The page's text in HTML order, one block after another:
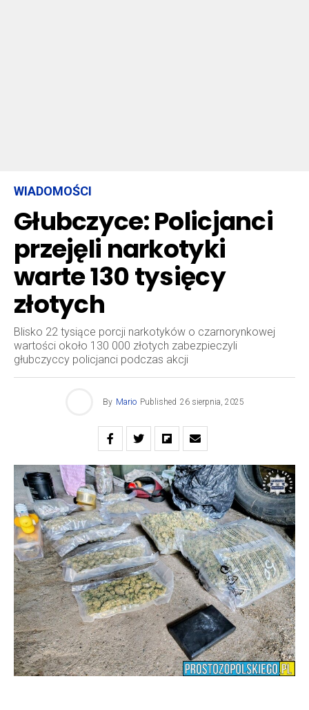
WIADOMOŚCI
Głubczyce: Policjanci
przejęli narkotyki
warte 130 tysięcy
złotych
Blisko 22 tysiące porcji narkotyków o czarnorynkowej
wartości około 130 000 złotych zabezpieczyli
głubczyccy policjanci podczas akcji
By Mario Published 26 sierpnia, 2025